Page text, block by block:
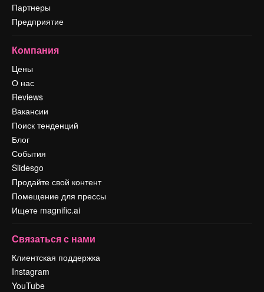
Партнеры
Предприятие
Компания
Цены
О нас
Reviews
Вакансии
Поиск тенденций
Блог
События
Slidesgo
Продайте свой контент
Помещение для прессы
Ищете magnific.ai
Связаться с нами
Клиентская поддержка
Instagram
YouTube